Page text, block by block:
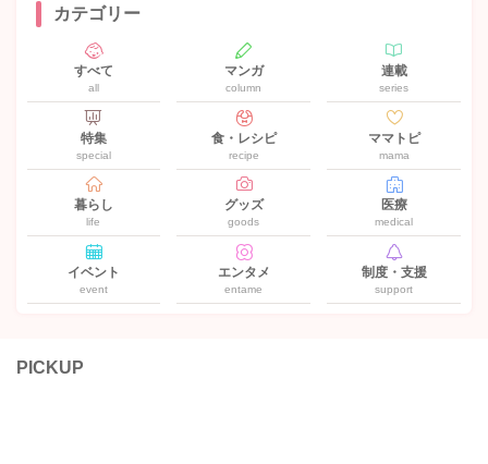
カテゴリー
すべて
all
マンガ
column
連載
series
特集
special
食・レシピ
recipe
ママトピ
mama
暮らし
life
グッズ
goods
医療
medical
イベント
event
エンタメ
entame
制度・支援
support
PICKUP